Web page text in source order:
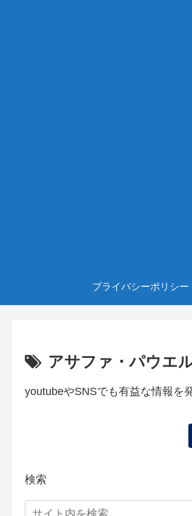
プライバシーポリシー
アサファ・パウエ
youtubeやSNSでも有益な情報を
検索